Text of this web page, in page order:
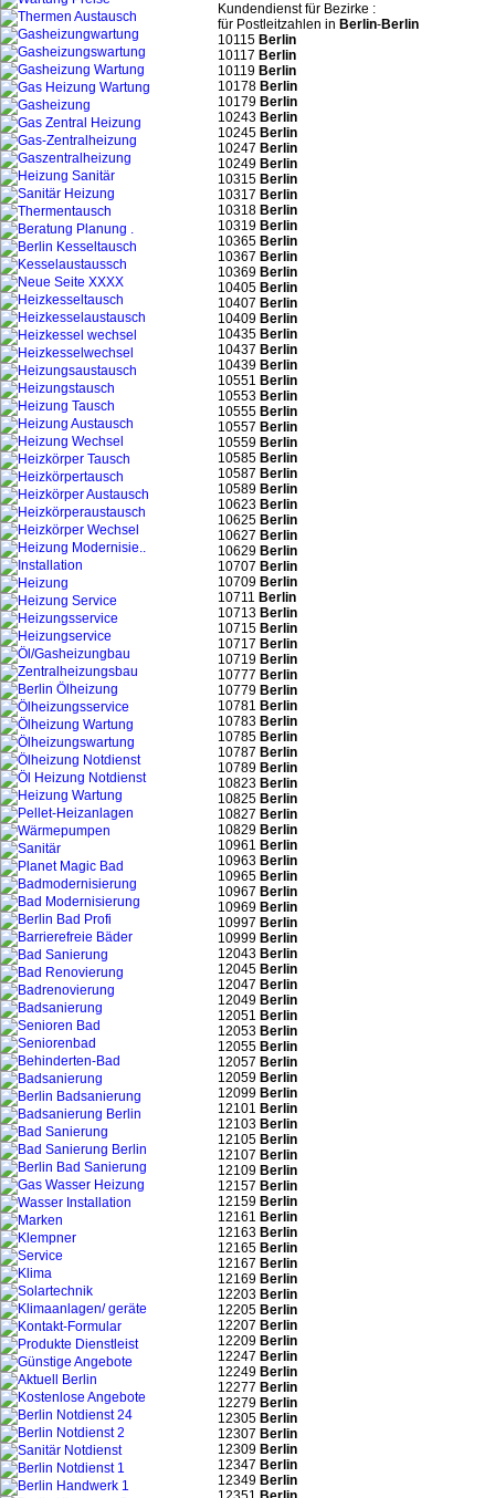
Kundendienst für Bezirke :
für Postleitzahlen in Berlin-Berlin
10115 Berlin
10117 Berlin
10119 Berlin
10178 Berlin
10179 Berlin
10243 Berlin
10245 Berlin
10247 Berlin
10249 Berlin
10315 Berlin
10317 Berlin
10318 Berlin
10319 Berlin
10365 Berlin
10367 Berlin
10369 Berlin
10405 Berlin
10407 Berlin
10409 Berlin
10435 Berlin
10437 Berlin
10439 Berlin
10551 Berlin
10553 Berlin
10555 Berlin
10557 Berlin
10559 Berlin
10585 Berlin
10587 Berlin
10589 Berlin
10623 Berlin
10625 Berlin
10627 Berlin
10629 Berlin
10707 Berlin
10709 Berlin
10711 Berlin
10713 Berlin
10715 Berlin
10717 Berlin
10719 Berlin
10777 Berlin
10779 Berlin
10781 Berlin
10783 Berlin
10785 Berlin
10787 Berlin
10789 Berlin
10823 Berlin
10825 Berlin
10827 Berlin
10829 Berlin
10961 Berlin
10963 Berlin
10965 Berlin
10967 Berlin
10969 Berlin
10997 Berlin
10999 Berlin
12043 Berlin
12045 Berlin
12047 Berlin
12049 Berlin
12051 Berlin
12053 Berlin
12055 Berlin
12057 Berlin
12059 Berlin
12099 Berlin
12101 Berlin
12103 Berlin
12105 Berlin
12107 Berlin
12109 Berlin
12157 Berlin
12159 Berlin
12161 Berlin
12163 Berlin
12165 Berlin
12167 Berlin
12169 Berlin
12203 Berlin
12205 Berlin
12207 Berlin
12209 Berlin
12247 Berlin
12249 Berlin
12277 Berlin
12279 Berlin
12305 Berlin
12307 Berlin
12309 Berlin
12347 Berlin
12349 Berlin